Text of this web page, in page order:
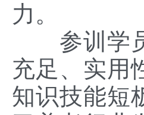
力。
参训学
充足、实用
知识技能短